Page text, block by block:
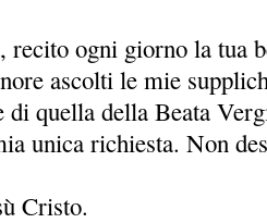
recito ogni giorno la tua
ascolti le mie
di quella della Beata
unica richiesta. Non
Cristo.